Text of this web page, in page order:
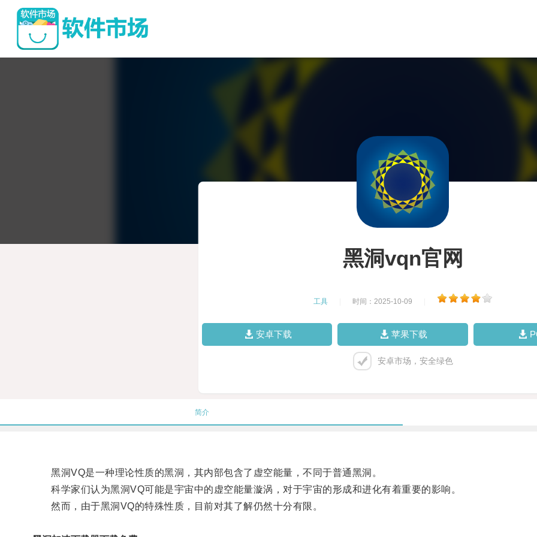
黑洞vqn官网
工具 时间：2025-10-09
安卓下载 苹果下载
安卓市场，安全绿色
简介
黑洞VQ是一种理论性质的黑洞，其内部包含了虚空能量，不同于普通黑洞。
科学家们认为黑洞VQ可能是宇宙中的虚空能量漩涡，对于宇宙的形成和进化有着重要的影响。
然而，由于黑洞VQ的特殊性质，目前对其了解仍然十分有限。